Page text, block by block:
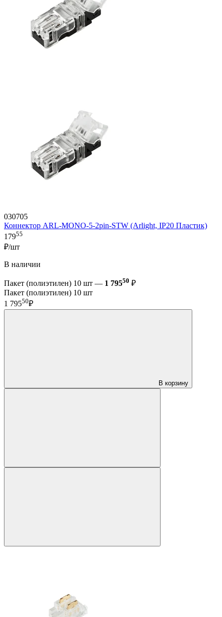
030705
Коннектор ARL-MONO-5-2pin-STW (Arlight, IP20 Пластик)
17955
₽/шт
В наличии
Пакет (полиэтилен) 10 шт — 1 79550 ₽
Пакет (полиэтилен) 10 шт
1 79550₽
В корзину